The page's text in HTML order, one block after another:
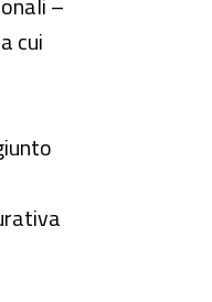
cui